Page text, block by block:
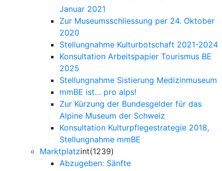
Januar 2021
Zur Museumsschliessung per 24. Oktober
2020
Stellungnahme Kulturbotschaft 2021-2024
Konsultation Arbeitspapier Tourismus BE
2025
Stellungnahme Sistierung Medizinmuseum
mmBE ist… pro alps!
Zur Kürzung der Bundesgelder für das
Alpine Museum der Schweiz
Konsultation Kulturpflegestrategie 2018,
Stellungnahme mmBE
Marktplatzint(1239)
Abzugeben: Sänfte